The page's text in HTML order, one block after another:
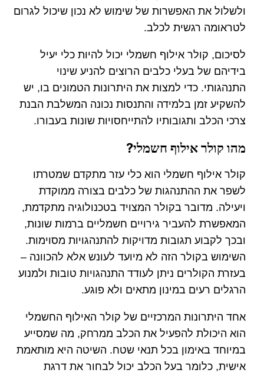
ולשלול את האפשרות של שימוש לא נכון שיכול לגרום
לטראומה רגשית לכלב.
לסיכום, קולר אילוף חשמלי יכול להיות כלי יעיל
בידיהם של בעלי כלבים הרוצים להניע שינוי
התנהגותי. כדי למצות את היתרונות הטמונים בו, יש
להשקיע זמן בלמידה והתנסות נכונה המשלבת הבנת
צרכי הכלב ותגובותיו להתייחסויות שונות בעבורו.
מהו קולר אילוף חשמלי?
קולר אילוף חשמלי הוא כלי עזר מתקדם שמטרתו
לשפר את ההתנהגות של כלבים בצורה ממוקדת
ויעילה. מדובר בקולר המצויד בטכנולוגיה מתקדמת,
המאפשרת להעביר גירויים חשמליים ברמות שונות,
ובכך לקבוע תגובות מדויקות להתנהגויות מסוימות.
השימוש בקולר הזה לא מיועד לעונש אלא להכוונה –
בעזרת הקולרים ניתן לעודד התנהגויות טובות ולמנוע
הרגלים רעים במינון מתאים ולא פוגע.
אחד היתרונות המרכזיים של קולר האילוף החשמלי
הוא היכולת להפעיל את הכלב ממרחק, מה שמסייע
במיוחד באימון בכל תנאי שטח. השיטה היא מותאמת
אישית, כלומר בעל הכלב יכול לבחור את דרגת